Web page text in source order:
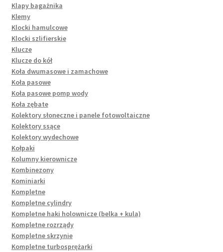
Klapy bagażnika
Klemy
Klocki hamulcowe
Klocki szlifierskie
Klucze
Klucze do kół
Koła dwumasowe i zamachowe
Koła pasowe
Koła pasowe pomp wody
Koła zębate
Kolektory słoneczne i panele fotowoltaiczne
Kolektory ssące
Kolektory wydechowe
Kołpaki
Kolumny kierownicze
Kombinezony
Kominiarki
Kompletne
Kompletne cylindry
Kompletne haki holownicze (belka + kula)
Kompletne rozrządy
Kompletne skrzynie
Kompletne turbosprężarki